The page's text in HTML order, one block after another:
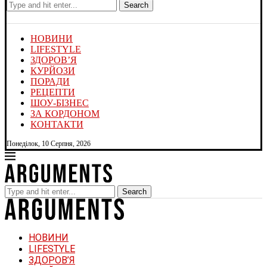
Search
НОВИНИ
LIFESTYLE
ЗДОРОВ’Я
КУРЙОЗИ
ПОРАДИ
РЕЦЕПТИ
ШОУ-БІЗНЕС
ЗА КОРДОНОМ
КОНТАКТИ
Понеділок, 10 Серпня, 2026
Search
НОВИНИ
LIFESTYLE
ЗДОРОВ’Я